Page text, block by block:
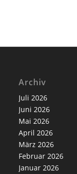
Archiv
Juli 2026
Juni 2026
Mai 2026
April 2026
März 2026
Februar 2026
Januar 2026